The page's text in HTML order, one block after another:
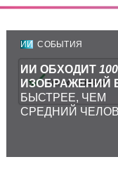
ИИ СОБЫТИЯ
ИИ ОБХОДИТ 100
ИЗОБРАЖЕНИЙ
БЫСТРЕЕ, ЧЕМ
СРЕДНИЙ